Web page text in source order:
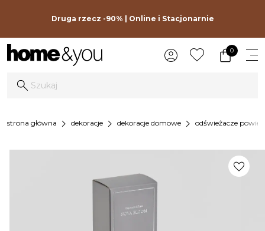
Druga rzecz -90% | Online i Stacjonarnie
0
strona główna chevron_right dekoracje chevron_right dekoracje domowe chevron_right odświeżacze
favorite